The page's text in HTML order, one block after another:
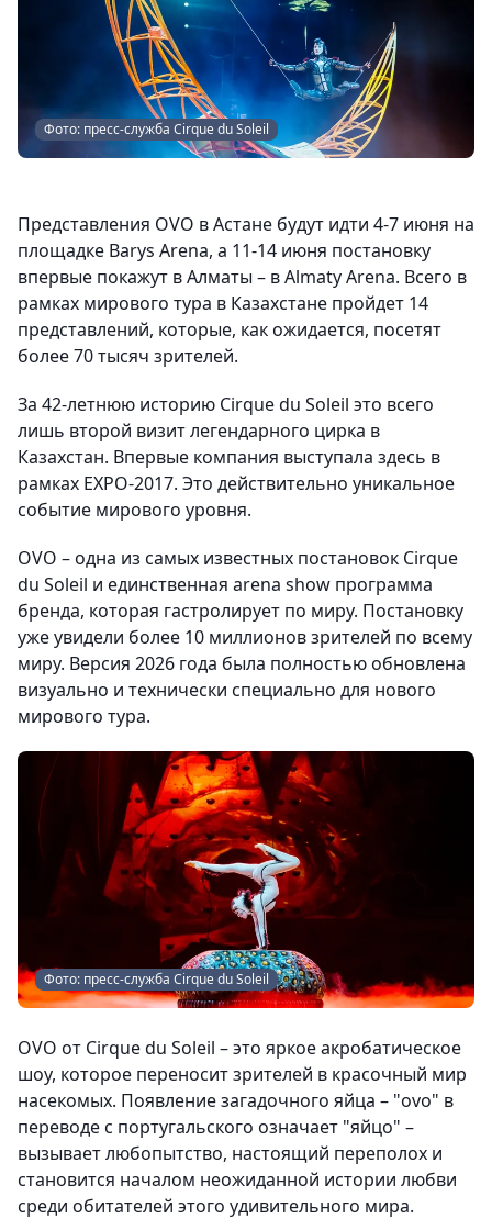
Фото: пресс-служба Cirque du Soleil
Представления OVO в Астане будут идти 4-7 июня на
площадке Barys Arena, а 11-14 июня постановку
впервые покажут в Алматы – в Almaty Arena. Всего в
рамках мирового тура в Казахстане пройдет 14
представлений, которые, как ожидается, посетят
более 70 тысяч зрителей.
За 42-летнюю историю Cirque du Soleil это всего
лишь второй визит легендарного цирка в
Казахстан. Впервые компания выступала здесь в
рамках EXPO-2017. Это действительно уникальное
событие мирового уровня.
OVO – одна из самых известных постановок Cirque
du Soleil и единственная arena show программа
бренда, которая гастролирует по миру. Постановку
уже увидели более 10 миллионов зрителей по всему
миру. Версия 2026 года была полностью обновлена
визуально и технически специально для нового
мирового тура.
Фото: пресс-служба Cirque du Soleil
OVO от Cirque du Soleil – это яркое акробатическое
шоу, которое переносит зрителей в красочный мир
насекомых. Появление загадочного яйца – "ovo" в
переводе с португальского означает "яйцо" –
вызывает любопытство, настоящий переполох и
становится началом неожиданной истории любви
среди обитателей этого удивительного мира.